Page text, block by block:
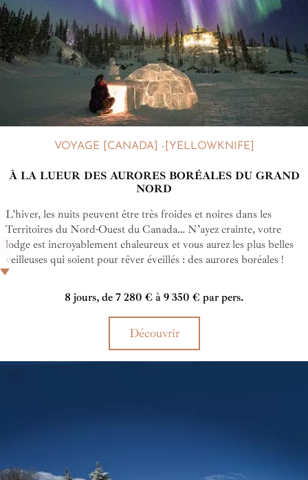
VOYAGE [CANADA] -[YELLOWKNIFE]
À LA LUEUR DES AURORES BORÉALES DU GRAND
NORD
L’hiver, les nuits peuvent être très froides et noires dans les
Territoires du Nord-Ouest du Canada… N’ayez crainte, votre
lodge est incroyablement chaleureux et vous aurez les plus belles
veilleuses qui soient pour rêver éveillés : des aurores boréales !
Joyaux de ce voyage dans le Grand Nord canadien, elles brillent
là presque chaque nuit juste au-dessus de votre chambre, à l’écart
8 jours, de 7 280 € à 9 350 € par pers.
Découvrir